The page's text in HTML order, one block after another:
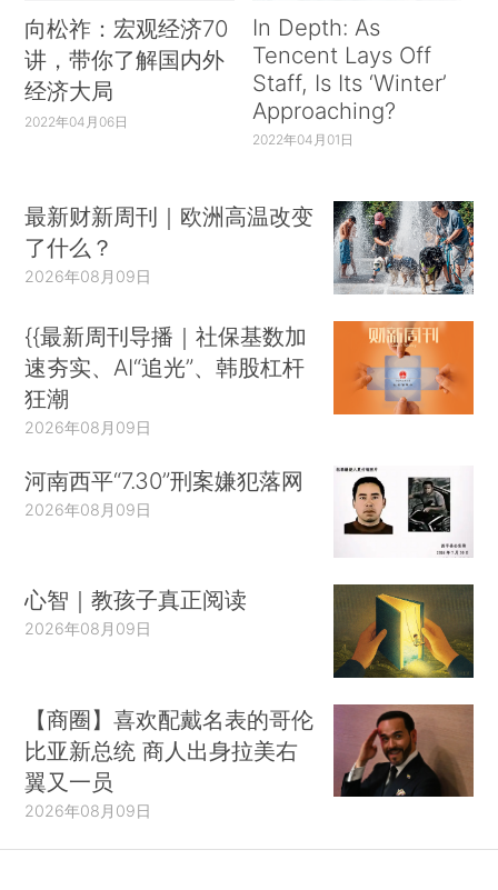
向松祚：宏观经济70
讲，带你了解国内外
经济大局
2022年04月06日
In Depth: As
Tencent Lays Off
Staff, Is Its ‘Winter’
Approaching?
2022年04月01日
最新财新周刊｜欧洲高温改变
了什么？
2026年08月09日
{{最新周刊导播｜社保基数加
速夯实、AI“追光”、韩股杠杆
狂潮
2026年08月09日
河南西平“7.30”刑案嫌犯落网
2026年08月09日
心智｜教孩子真正阅读
2026年08月09日
【商圈】喜欢配戴名表的哥伦
比亚新总统 商人出身拉美右
翼又一员
2026年08月09日